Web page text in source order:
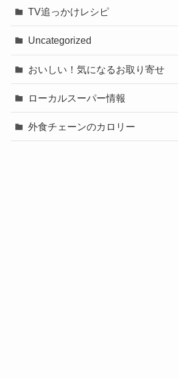
TV追っかけレシピ
Uncategorized
おいしい！気になるお取り寄せ
ローカルスーパー情報
外食チェーンのカロリー